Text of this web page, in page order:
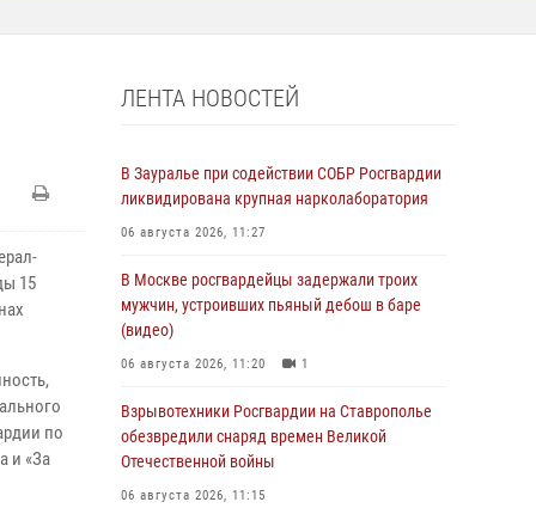
15
по
и «За
ЛЕНТА НОВОСТЕЙ
В Зауралье при содействии СОБР Росгвардии
ликвидирована крупная нарколаборатория
06 августа 2026, 11:27
В Москве росгвардейцы задержали троих
мужчин, устроивших пьяный дебош в баре
(видео)
06 августа 2026, 11:20 1
Взрывотехники Росгвардии на Ставрополье
обезвредили снаряд времен Великой
Отечественной войны
06 августа 2026, 11:15